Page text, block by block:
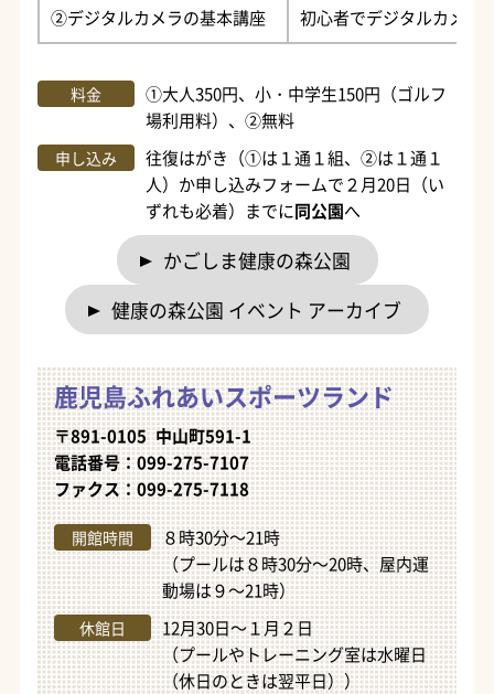
②デジタルカメラの基本講座 初心者でデジタルカメラ
料金
①大人350円、小・中学生150円（ゴルフ
場利用料）、②無料
申し込み
往復はがき（①は１通１組、②は１通１
人）か申し込みフォームで２月20日（い
ずれも必着）までに同公園へ
かごしま健康の森公園
健康の森公園 イベント アーカイブ
鹿児島ふれあいスポーツランド
〒891-0105 中山町591-1
電話番号：099-275-7107
ファクス：099-275-7118
開館時間
８時30分～21時
（プールは８時30分～20時、屋内運
動場は９～21時）
休館日
12月30日～１月２日
（プールやトレーニング室は水曜日
（休日のときは翌平日））